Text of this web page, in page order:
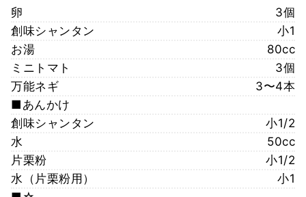
卵
3個
創味シャンタン
小1
お湯
80cc
ミニトマト
3個
万能ネギ
3〜4本
■あんかけ
創味シャンタン
小1/2
水
50cc
片栗粉
小1/2
水（片栗粉用）
小1